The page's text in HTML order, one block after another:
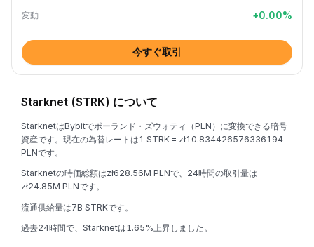
変動 +0.00%
今すぐ取引
Starknet (STRK) について
StarknetはBybitでポーランド・ズウォティ（PLN）に変換できる暗号
資産です。現在の為替レートは1 STRK = zł10.834426576336194
PLNです。
Starknetの時価総額はzł628.56M PLNで、24時間の取引量は
zł24.85M PLNです。
流通供給量は7B STRKです。
過去24時間で、Starknetは1.65%上昇しました。